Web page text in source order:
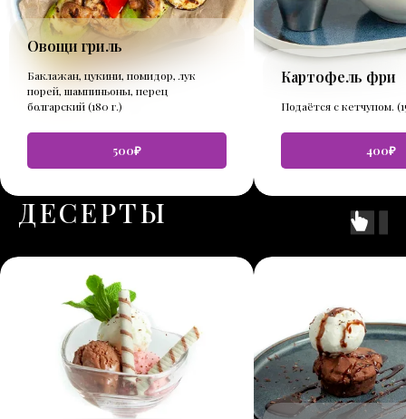
Овощи гриль
Баклажан, цукини, помидор, лук
порей, шампиньоны, перец
болгарский (180 г.)
500₽
Картофель фри
Подаётся с кетчупом.
400₽
ДЕСЕРТЫ